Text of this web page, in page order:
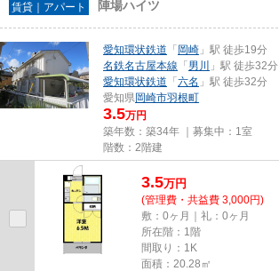
賃貸｜アパート 陣場ハイツ
愛知環状鉄道 「 岡崎 」駅 徒歩19分
名鉄名古屋本線 「 男川
」駅 徒歩32分
愛知環状鉄道 「 六名 」駅 徒歩32分
愛知県岡崎市羽根町
3.5万円
築年数：築34年 ｜募集中： 1室
階数：2階建
3.5万円
(管理費・共益費 3,000円)
敷：0ヶ月｜礼：0ヶ月
所在階：1階
間取り：1K
面積：20.28㎡